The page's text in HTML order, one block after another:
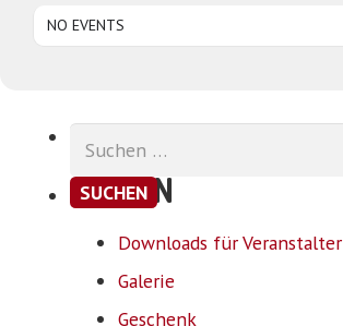
NO EVENTS
nach:
SEITEN
Downloads für Veranstalter
Galerie
Geschenk